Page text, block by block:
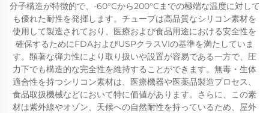
分子構造が特徴的で、-60°Cから200°Cまでの極端な温度に対して
も優れた耐性を発揮します。チューブは高品質なシリコン素材を
使用して製造されており、医療および食品用途における安全性を
確保するためにFDAおよびUSPクラスVIの基準を満たしていま
す。顕著な弾力性により取り扱いや設置が容易である一方で、圧
力下でも構造的な完全性を維持することができます。無毒・生体
適合性を持つシリコン素材は、医療機器や医薬品製造プロセス、
食品取扱機械などにおいて特に価値があります。さらに、この素
材は紫外線やオゾン、天候への自然耐性を持っているため、屋外